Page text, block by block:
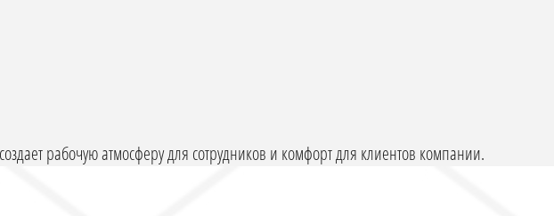
рабочую атмосферу для сотрудников и комфорт для клиентов компании.
– это отражение корпоративного стиля организации и инструмент,
впечатление.